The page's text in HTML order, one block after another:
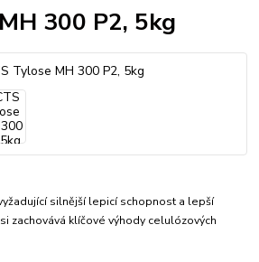
300 P2, 5kg
silnější lepicí schopnost a lepší
zachovává klíčové výhody celulózových